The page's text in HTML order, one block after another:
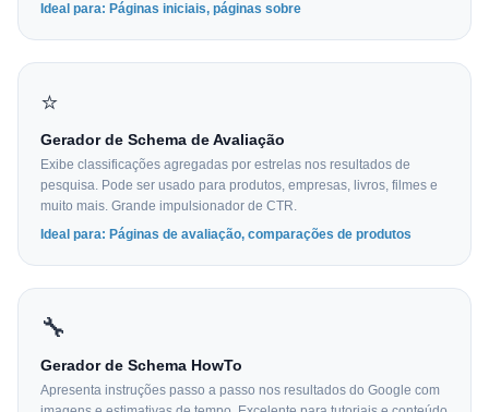
Ideal para: Páginas iniciais, páginas sobre
⭐
Gerador de Schema de Avaliação
Exibe classificações agregadas por estrelas nos resultados de
pesquisa. Pode ser usado para produtos, empresas, livros, filmes e
muito mais. Grande impulsionador de CTR.
Ideal para: Páginas de avaliação, comparações de produtos
🔧
Gerador de Schema HowTo
Apresenta instruções passo a passo nos resultados do Google com